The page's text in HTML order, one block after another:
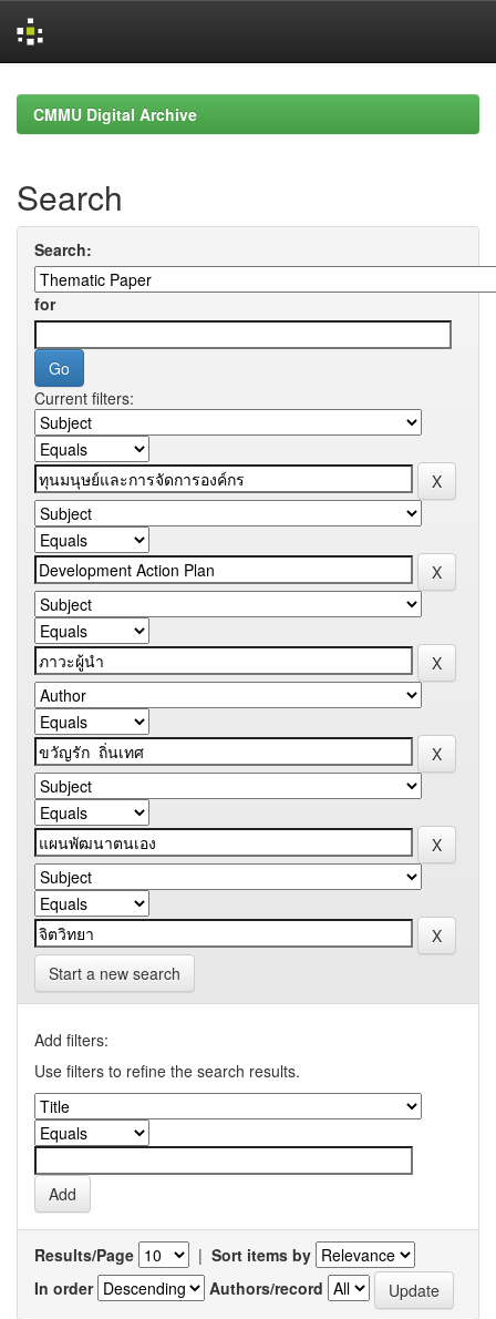
navigationCMMU Digital Archive
Search
Search:
for
Current filters:
Start a new search
Add filters:
Use filters to refine the search results.
Results/Page | Sort items by
In order
Authors/record